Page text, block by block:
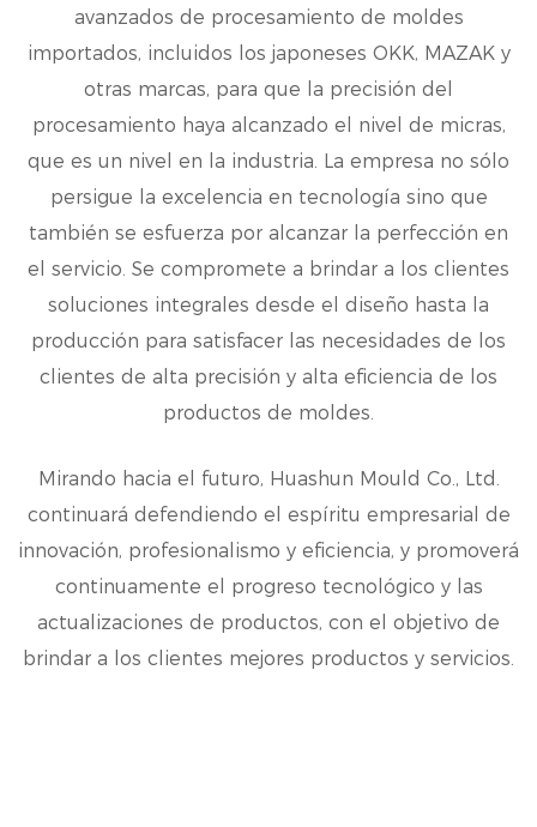
avanzados de procesamiento de moldes
importados, incluidos los japoneses OKK, MAZAK y
otras marcas, para que la precisión del
procesamiento haya alcanzado el nivel de micras,
que es un nivel en la industria. La empresa no sólo
persigue la excelencia en tecnología sino que
también se esfuerza por alcanzar la perfección en
el servicio. Se compromete a brindar a los clientes
soluciones integrales desde el diseño hasta la
producción para satisfacer las necesidades de los
clientes de alta precisión y alta eficiencia de los
productos de moldes.
Mirando hacia el futuro, Huashun Mould Co., Ltd.
continuará defendiendo el espíritu empresarial de
innovación, profesionalismo y eficiencia, y promoverá
continuamente el progreso tecnológico y las
actualizaciones de productos, con el objetivo de
brindar a los clientes mejores productos y servicios.